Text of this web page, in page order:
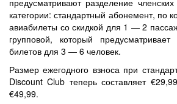
категории: стандартный абонемент, по
авиабилеты со скидкой для 1 — 2
групповой, который
билетов для 3 — 6 человек.
Размер ежегодного взноса при
Discount Club теперь составляет
€49,99.